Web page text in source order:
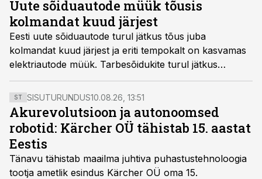
Uute sõiduautode müük tõusis
kolmandat kuud järjest
Eesti uute sõiduautode turul jätkus tõus juba
kolmandat kuud järjest ja eriti tempokalt on kasvamas
elektriautode müük. Tarbesõidukite turul jätkus
kolmandat kuud langus.
ST SISUTURUNDUS10.08.26, 13:51
Akurevolutsioon ja autonoomsed
robotid: Kärcher OÜ tähistab 15. aastat
Eestis
Tänavu tähistab maailma juhtiva puhastustehnoloogia
tootja ametlik esindus Kärcher OÜ oma 15.